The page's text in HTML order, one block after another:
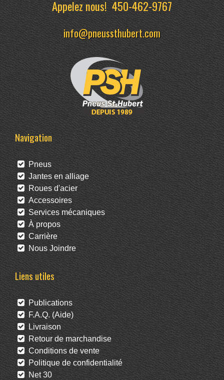
Appelez nous!450-462-9767
info@pneussthubert.com
Navigation
Pneus
Jantes en alliage
Roues d'acier
Accessoires
Services mécaniques
À propos
Carrière
Nous Joindre
Liens utiles
Publications
F.A.Q. (Aide)
Livraison
Retour de marchandise
Conditions de vente
Politique de confidentialité
Net 30